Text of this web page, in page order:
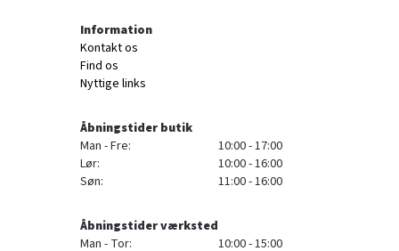
Information
Kontakt os
Find os
Nyttige links
Åbningstider butik
Man - Fre:
10:00 - 17:00
Lør:
10:00 - 16:00
Søn:
11:00 - 16:00
Åbningstider værksted
Man - Tor:
10:00 - 15:00